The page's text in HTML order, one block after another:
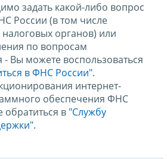
задать какой-либо вопрос
России (в том числе
органов) или
по вопросам
Вы можете воспользоваться
в ФНС России".
интернет-
обеспечения ФНС
в "Службу